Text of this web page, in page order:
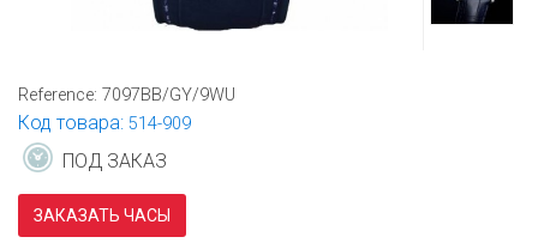
Reference: 7097BB/GY/9WU
Код товара: 514-909
ПОД ЗАКАЗ
ЗАКАЗАТЬ ЧАСЫ